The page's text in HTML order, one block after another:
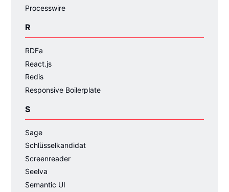
Processwire
R
RDFa
React.js
Redis
Responsive Boilerplate
S
Sage
Schlüsselkandidat
Screenreader
Seelva
Semantic UI